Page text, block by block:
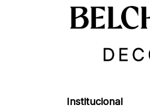
Institucional